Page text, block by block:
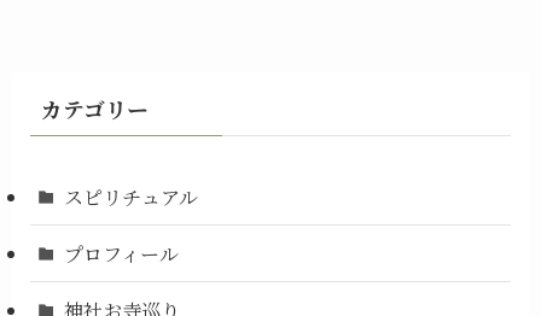
カテゴリー
スピリチュアル
プロフィール